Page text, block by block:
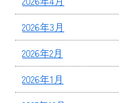
2026年3月
2026年2月
2026年1月